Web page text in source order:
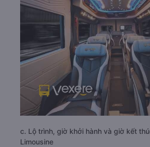
c. Lộ trình, giờ khởi hành và giờ kết
Limousine